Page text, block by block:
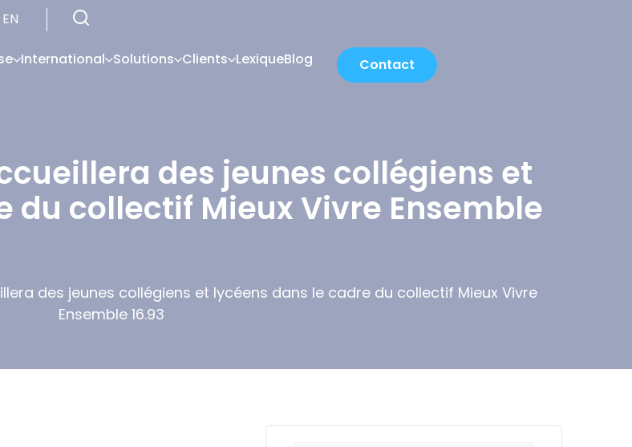
EN
International Solutions Clients LexiqueBlog Contact
des jeunes collégiens et
du collectif Mieux Vivre Ensemble
des jeunes collégiens et lycéens dans le cadre du collectif Mieux Vivre
Ensemble 16.93